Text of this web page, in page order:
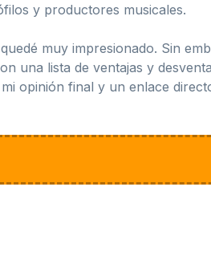
y productores musicales.
muy impresionado. Sin
una lista de ventajas y
opinión final y un enlace